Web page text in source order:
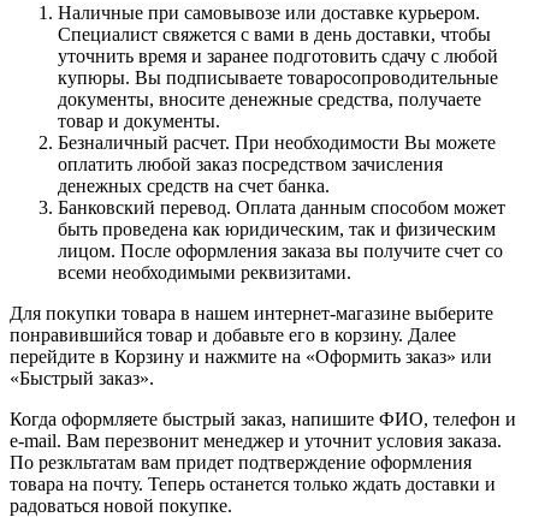
Наличные при самовывозе или доставке курьером.
Специалист свяжется с вами в день доставки, чтобы
уточнить время и заранее подготовить сдачу с любой
купюры. Вы подписываете товаросопроводительные
документы, вносите денежные средства, получаете
товар и документы.
Безналичный расчет. При необходимости Вы можете
оплатить любой заказ посредством зачисления
денежных средств на счет банка.
Банковский перевод. Оплата данным способом может
быть проведена как юридическим, так и физическим
лицом. После оформления заказа вы получите счет со
всеми необходимыми реквизитами.
Для покупки товара в нашем интернет-магазине выберите
понравившийся товар и добавьте его в корзину. Далее
перейдите в Корзину и нажмите на «Оформить заказ» или
«Быстрый заказ».
Когда оформляете быстрый заказ, напишите ФИО, телефон и
e-mail. Вам перезвонит менеджер и уточнит условия заказа.
По резкльтатам вам придет подтверждение оформления
товара на почту. Теперь останется только ждать доставки и
радоваться новой покупке.